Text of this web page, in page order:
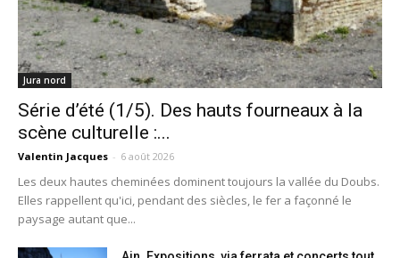
Jura nord
Série d’été (1/5). Des hauts fourneaux à la
scène culturelle :...
Valentin Jacques - 6 août 2026
Les deux hautes cheminées dominent toujours la vallée du Doubs.
Elles rappellent qu'ici, pendant des siècles, le fer a façonné le
paysage autant que...